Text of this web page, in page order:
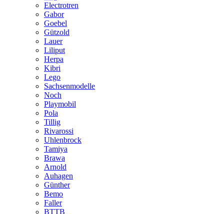
Electrotren
Gabor
Goebel
Gützold
Lauer
Liliput
Herpa
Kibri
Lego
Sachsenmodelle
Noch
Playmobil
Pola
Tillig
Rivarossi
Uhlenbrock
Tamiya
Brawa
Arnold
Auhagen
Günther
Bemo
Faller
BTTB